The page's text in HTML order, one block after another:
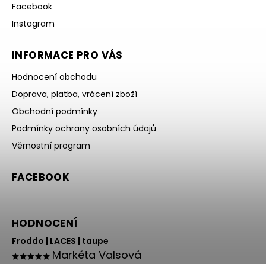
Facebook
Instagram
INFORMACE PRO VÁS
Hodnocení obchodu
Doprava, platba, vrácení zboží
Obchodní podmínky
Podmínky ochrany osobních údajů
Věrnostní program
FACEBOOK
HODNOCENÍ
Froddo | LACES | taupe
Markéta Valsová